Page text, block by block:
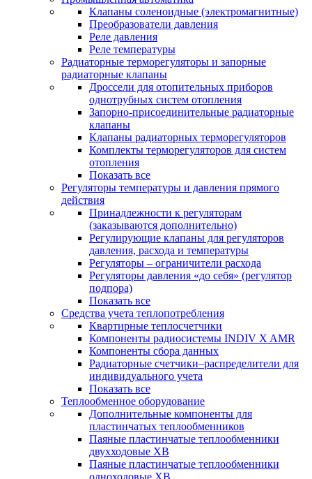
Клапаны соленоидные (электромагнитные)
Преобразователи давления
Реле давления
Реле температуры
Радиаторные терморегуляторы и запорные
радиаторные клапаны
Дроссели для отопительных приборов
однотрубных систем отопления
Запорно-присоединительные радиаторные
клапаны
Клапаны радиаторных терморегуляторов
Комплекты терморегуляторов для систем
отопления
Показать все
Регуляторы температуры и давления прямого
действия
Принадлежности к регуляторам
(заказываются дополнительно)
Регулирующие клапаны для регуляторов
давления, расхода и температуры
Регуляторы – ограничители расхода
Регуляторы давления «до себя» (регулятор
подпора)
Показать все
Средства учета теплопотребления
Квартирные теплосчетчики
Компоненты радиосистемы INDIV X AMR
Компоненты сбора данных
Радиаторные счетчики–распределители для
индивидуального учета
Показать все
Теплообменное оборудование
Дополнительные компоненты для
пластинчатых теплообменников
Паяные пластинчатые теплообменники
двухходовые XB
Паяные пластинчатые теплообменники
одноходовые ХВ